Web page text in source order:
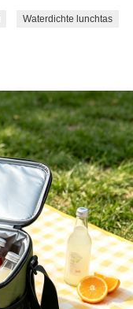
Waterdichte lunchtas